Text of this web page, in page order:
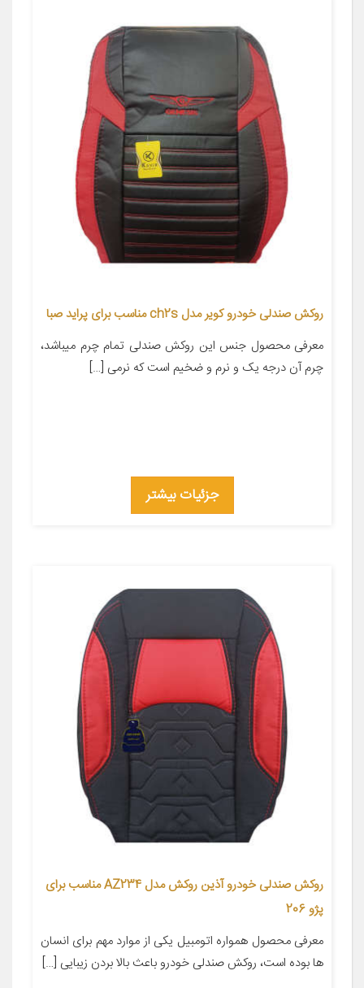
روکش صندلی خودرو کویر مدل ch2s مناسب برای پراید صبا
معرفی محصول جنس این روکش صندلی تمام چرم میباشد،
چرم آن درجه یک و نرم و ضخیم است که نرمی […]
جزئیات بیشتر
روکش صندلی خودرو آذین روکش مدل AZ234 مناسب برای
پژو 206
معرفی محصول همواره اتومبیل یکی از موارد مهم برای انسان
ها بوده است، روکش صندلی خودرو باعث بالا بردن زیبایی […]